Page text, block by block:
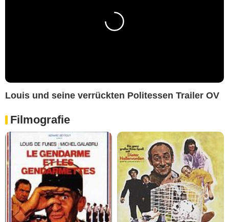
Louis und seine verrückten Politessen Trailer OV
Filmografie